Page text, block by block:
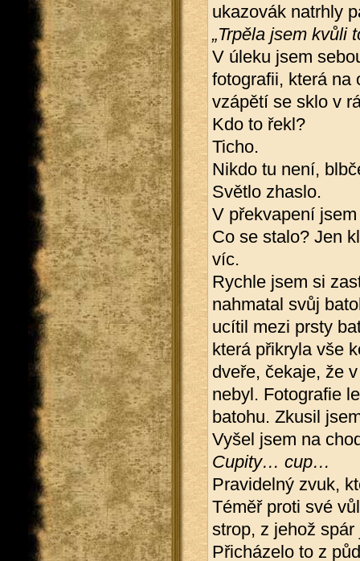
ukazovák natrhly
„Trpěla jsem kvůli
V úleku jsem
fotografii, která na
vzápětí se sklo v
Kdo to řekl?
Ticho.
Nikdo tu není,
Světlo zhaslo.
V překvapení
Co se stalo? Jen
víc.
Rychle jsem si
nahmatal svůj
ucítil mezi prsty
která přikryla vše
dveře, čekaje, že
nebyl. Fotografie
batohu. Zkusil
Vyšel jsem na
Cupity… cup…
Pravidelný zvuk,
Téměř proti své
strop, z jehož
Přicházelo to z